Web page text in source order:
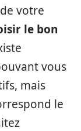
votre
le bon
vous
mais
le